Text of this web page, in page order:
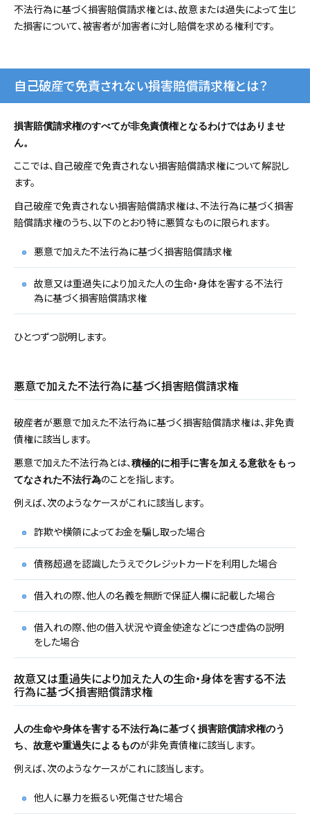
不法行為に基づく損害賠償請求権とは、故意または過失によって生じ
た損害について、被害者が加害者に対し賠償を求める権利です。
自己破産で免責されない損害賠償請求権とは？
損害賠償請求権のすべてが非免責債権となるわけではありませ
ん。
ここでは、自己破産で免責されない損害賠償請求権について解説し
ます。
自己破産で免責されない損害賠償請求権は、不法行為に基づく損害
賠償請求権のうち、以下のとおり特に悪質なものに限られます。
悪意で加えた不法行為に基づく損害賠償請求権
故意又は重過失により加えた人の生命・身体を害する不法行
為に基づく損害賠償請求権
ひとつずつ説明します。
悪意で加えた不法行為に基づく損害賠償請求権
破産者が悪意で加えた不法行為に基づく損害賠償請求権は、非免責
債権に該当します。
悪意で加えた不法行為とは、積極的に相手に害を加える意欲をもっ
てなされた不法行為のことを指します。
例えば、次のようなケースがこれに該当します。
詐欺や横領によってお金を騙し取った場合
債務超過を認識したうえでクレジットカードを利用した場合
借入れの際、他人の名義を無断で保証人欄に記載した場合
借入れの際、他の借入状況や資金使途などにつき虚偽の説明
をした場合
故意又は重過失により加えた人の生命・身体を害する不法
行為に基づく損害賠償請求権
人の生命や身体を害する不法行為に基づく損害賠償請求権のう
ち、故意や重過失によるものが非免責債権に該当します。
例えば、次のようなケースがこれに該当します。
他人に暴力を振るい死傷させた場合